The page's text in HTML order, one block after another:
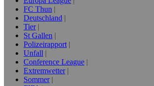
FC Thun
Deutschland
Tier
St Gallen
Polizeirapport
Unfall
Conference League
Extremwetter
Sommer